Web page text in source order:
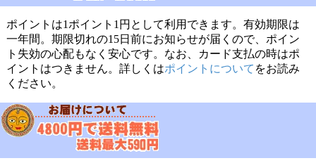
ポイントは1ポイント1円として利用できます。有効期限は
一年間。期限切れの15日前にお知らせが届くので、ポイン
ト失効の心配もなく安心です。なお、カード支払の時はポ
イントはつきません。詳しくはポイントについて をお読み
ください。